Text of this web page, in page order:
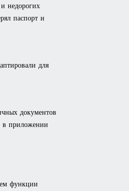
недорогих
паспорт и
для
документов
в приложении
функции